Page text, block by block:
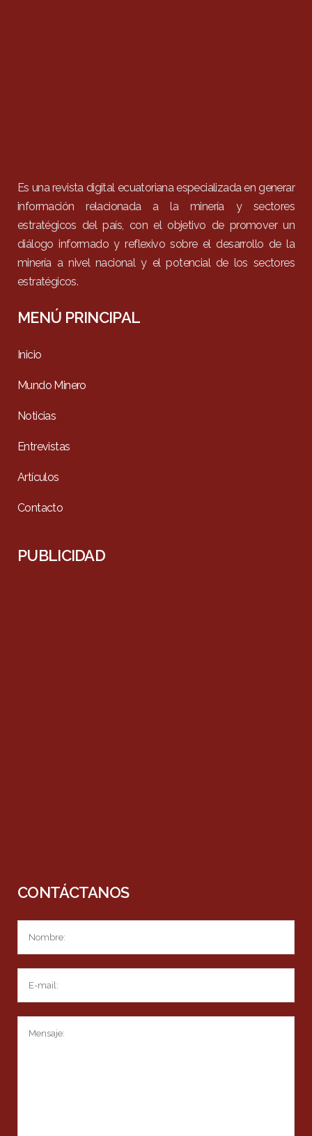
Es una revista digital ecuatoriana especializada en generar
información relacionada a la minería y sectores
estratégicos del país, con el objetivo de promover un
diálogo informado y reflexivo sobre el desarrollo de la
minería a nivel nacional y el potencial de los sectores
estratégicos.
MENÚ PRINCIPAL
Inicio
Mundo Minero
Noticias
Entrevistas
Artículos
Contacto
PUBLICIDAD
CONTÁCTANOS